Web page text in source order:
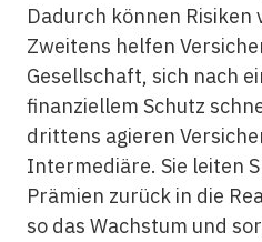
Dadurch können Risiken
Zweitens helfen
Gesellschaft, sich nach
finanziellem Schutz
drittens agieren
Intermediäre. Sie leiten
Prämien zurück in die
so das Wachstum und